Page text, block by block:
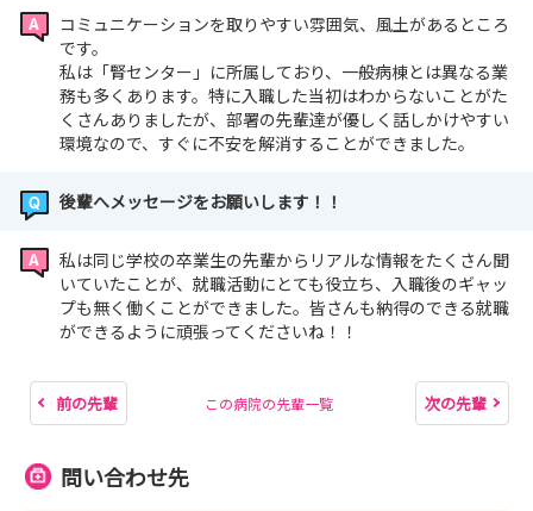
コミュニケーションを取りやすい雰囲気、風土があるところ
です。
私は「腎センター」に所属しており、一般病棟とは異なる業
務も多くあります。特に入職した当初はわからないことがた
くさんありましたが、部署の先輩達が優しく話しかけやすい
環境なので、すぐに不安を解消することができました。
後輩へメッセージをお願いします！！
私は同じ学校の卒業生の先輩からリアルな情報をたくさん聞
いていたことが、就職活動にとても役立ち、入職後のギャッ
プも無く働くことができました。皆さんも納得のできる就職
ができるように頑張ってくださいね！！
前の先輩 この病院の先輩一覧 次の先輩
問い合わせ先